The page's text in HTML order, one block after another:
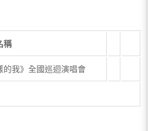
稱
的我》全國巡迴演唱會